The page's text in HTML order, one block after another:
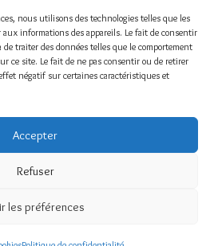
nous utilisons des technologies telles que les
aux informations des appareils. Le fait de consentir
traiter des données telles que le comportement
ce site. Le fait de ne pas consentir ou de retirer
négatif sur certaines caractéristiques et
Accepter
Refuser
les préférences